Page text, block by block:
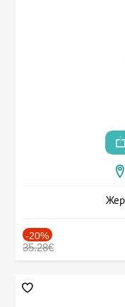
-20%
35.28€